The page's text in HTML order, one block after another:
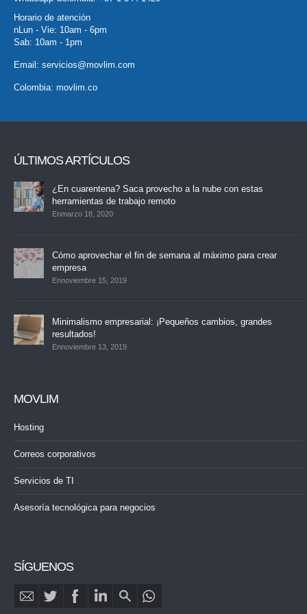
Horario de atención
nLun - Vie: 10am - 6pm
Sab: 10am - 1pm
Email: servicios@movlim.com
Colombia: movlim.co
ÚLTIMOS ARTÍCULOS
¿En cuarentena? Saca provecho a la nube con estas
herramientas de trabajo remoto
Enmarzo 18, 2020
Cómo aprovechar el fin de semana al máximo para crear
empresa
Ennoviembre 15, 2019
Minimalismo empresarial: ¡Pequeños cambios, grandes
resultados!
Ennoviembre 13, 2019
MOVLIM
Hosting
Correos corporativos
Servicios de TI
Asesoría tecnológica para negocios
SÍGUENOS